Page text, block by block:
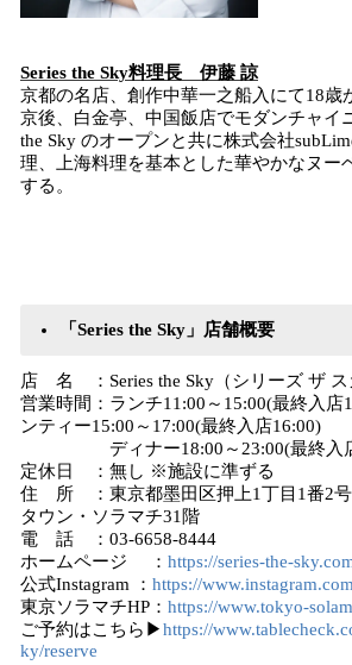
Series the Sky料理長 伊藤 諒
京都の名店、創作中華一之船入にて18歳
京後、白金亭、中国飯店でモダンチャイ
the Sky のオープンと共に株式会社
理、上海料理を基本とした華やかなヌー
する。
「Series the Sky」店舗概要
店 名 ：Series the Sky（シリーズ ザ ス
営業時間：ランチ11:00～15:00(最終入店
ンティー15:00～17:00(最終入店16:00)
ディナー18:00～23:00(最終入店
定休日 ：無し ※施設に準ずる
住 所 ：東京都墨田区押上1丁目1番2号
タウン・ソラマチ31階
電 話 ：03-6658-8444
ホームページ ： https://series-the-
公式Instagram ： https://
東京ソラマチHP： https://www.tokyo-
ご予約はこちら▶https://
ky/reserve